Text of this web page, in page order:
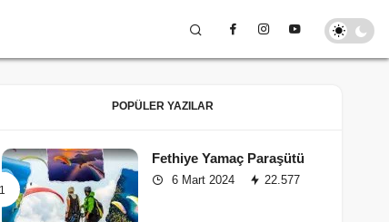
POPÜLER YAZILAR
Fethiye Yamaç Paraşütü
6 Mart 2024 22.577